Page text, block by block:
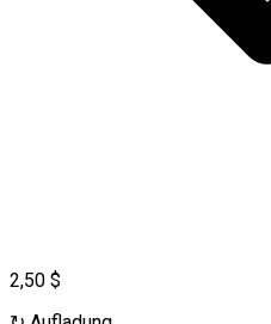
2,50 $